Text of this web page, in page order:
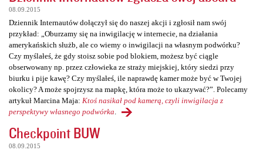
08.09.2015
Dziennik Internautów dołączył się do naszej akcji i zgłosił nam swój
przykład: „Oburzamy się na inwigilację w internecie, na działania
amerykańskich służb, ale co wiemy o inwigilacji na własnym podwórku?
Czy myślałeś, że gdy stoisz sobie pod blokiem, możesz być ciągle
obserwowany np. przez człowieka ze straży miejskiej, który siedzi przy
biurku i pije kawę? Czy myślałeś, ile naprawdę kamer może być w Twojej
okolicy? A może spojrzysz na mapkę, która może to ukazywać?”. Polecamy
artykuł Marcina Maja: Ktoś nasikał pod kamerą, czyli inwigilacja z
perspektywy własnego podwórka
Checkpoint BUW
08.09.2015